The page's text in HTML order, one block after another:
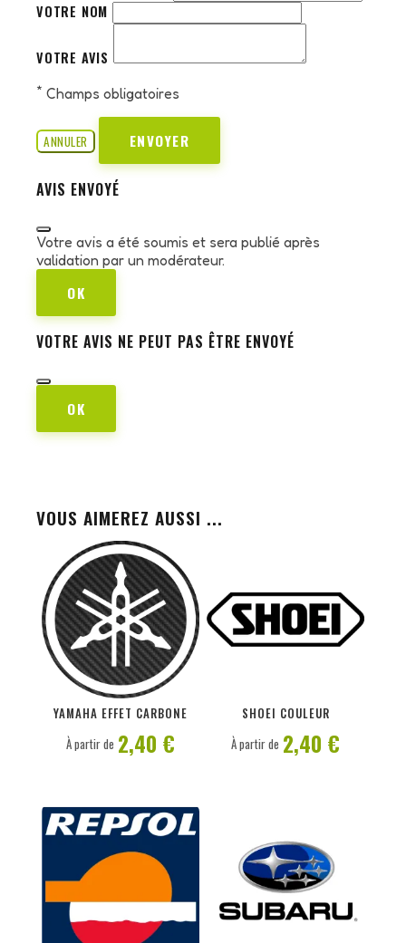
VOTRE NOM
VOTRE AVIS
* Champs obligatoires
ANNULER ENVOYER
AVIS ENVOYÉ
Votre avis a été soumis et sera publié après
validation par un modérateur.
OK
VOTRE AVIS NE PEUT PAS ÊTRE ENVOYÉ
OK
VOUS AIMEREZ AUSSI ...
YAMAHA EFFET CARBONE
PERSONNALISER
À partir de 2,40 €
SHOEI COULEUR
À partir de 2,40 €